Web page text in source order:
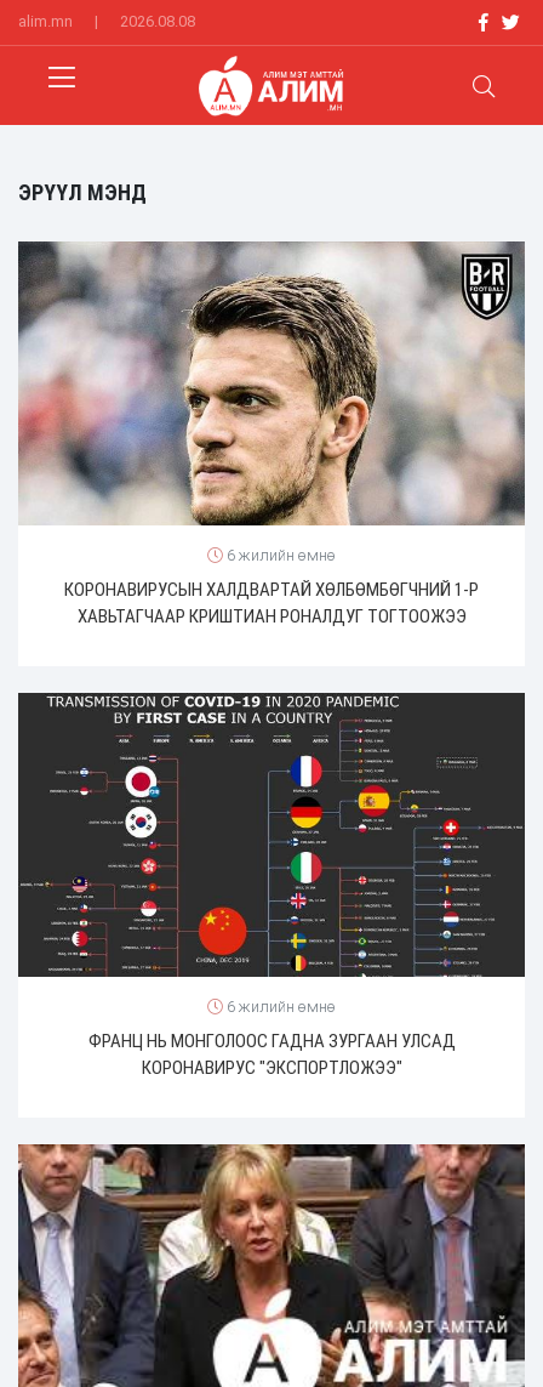
alim.mn | 2026.08.08
ЭРҮҮЛ МЭНД
6 жилийн өмнө
КОРОНАВИРУСЫН ХАЛДВАРТАЙ ХӨЛБӨМБӨГЧНИЙ 1-Р
ХАВЬТАГЧААР КРИШТИАН РОНАЛДУГ ТОГТООЖЭЭ
6 жилийн өмнө
ФРАНЦ НЬ МОНГОЛООС ГАДНА ЗУРГААН УЛСАД
КОРОНАВИРУС "ЭКСПОРТЛОЖЭЭ"